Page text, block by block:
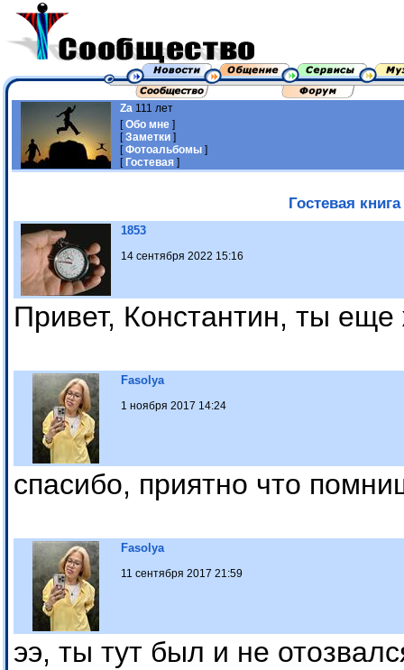
Za 111 лет
[Обо мне ]
[Заметки ]
[Фотоальбомы ]
[ Гостевая ]
Гостевая книга
1853
14 сентября 2022 15:16
Привет, Константин, ты еще
Fasolya
1 ноября 2017 14:24
спасибо, приятно что
Fasolya
11 сентября 2017 21:59
ээ, ты тут был и не